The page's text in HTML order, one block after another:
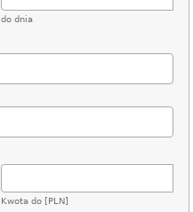
do dnia
Kwota do [PLN]